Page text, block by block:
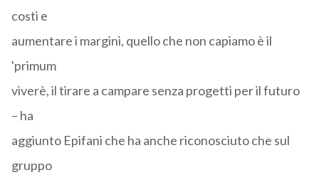
costi e
aumentare i margini, quello che non capiamo è il
'primum
viverè, il tirare a campare senza progetti per il futuro
– ha
aggiunto Epifani che ha anche riconosciuto che sul
gruppo